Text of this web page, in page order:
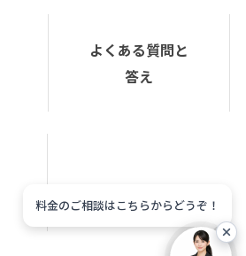
よくある質問と
答え
料金のご相談はこちらからどうぞ！